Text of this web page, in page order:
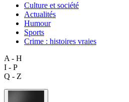
Culture et société
Actualités
Humour
Sports
Crime : histoires vraies
A - H
I - P
Q - Z